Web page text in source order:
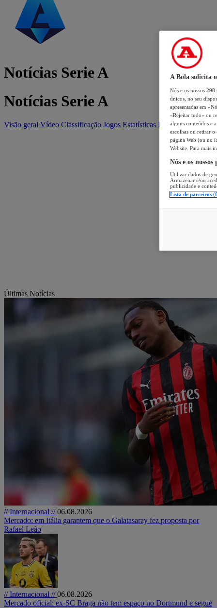
Notícias Serie A
Notícias Serie A
Visão geral Vídeo Classificação Jogos Estatísticas Equipas
Últimas Notícias
// Internacional //06.08.2026
Mercado: em Itália garantem que o Galatasaray fez proposta por
Rafael Leão
// Internacional //06.08.2026
Mercado oficial: ex-SC Braga não tem espaço no Dortmund e segue
A Bola solicita
Nós e os nossos 298
únicos, no seu
apresentadas em
«Rejeitar tudo» ou
alguns conteúdos e
escolhas ou retirar
página Web (ou no
Website. Para mais
Nós e os
Utilizar dados de
Armazenar e/ou
publicidade e
Lista de parceiros